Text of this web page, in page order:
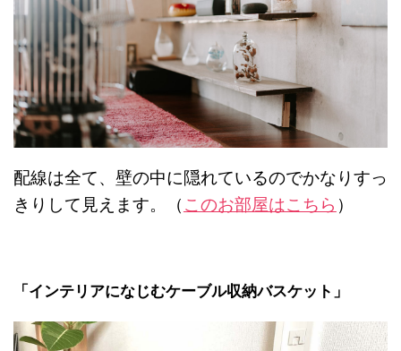
配線は全て、壁の中に隠れているのでかなりすっ
きりして見えます。（このお部屋はこちら）
「インテリアになじむケーブル収納バスケット」